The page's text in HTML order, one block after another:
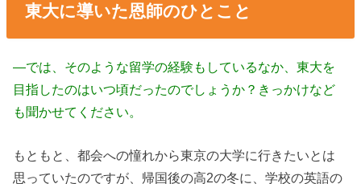
東大に導いた恩師のひとこと
―では、そのような留学の経験もしているなか、東大を
目指したのはいつ頃だったのでしょうか？きっかけなど
も聞かせてください。
もともと、都会への憧れから東京の大学に行きたいとは
思っていたのですが、帰国後の高2の冬に、学校の英語の